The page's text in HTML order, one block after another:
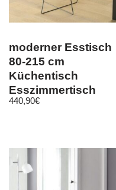
moderner Esstisch
80-215 cm
Küchentisch
Esszimmertisch
Metall design
440,90€